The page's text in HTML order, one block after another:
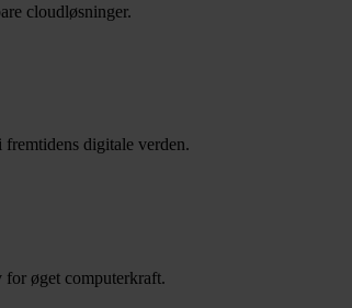
cloudløsninger.
digitale verden.
for øget computerkraft.